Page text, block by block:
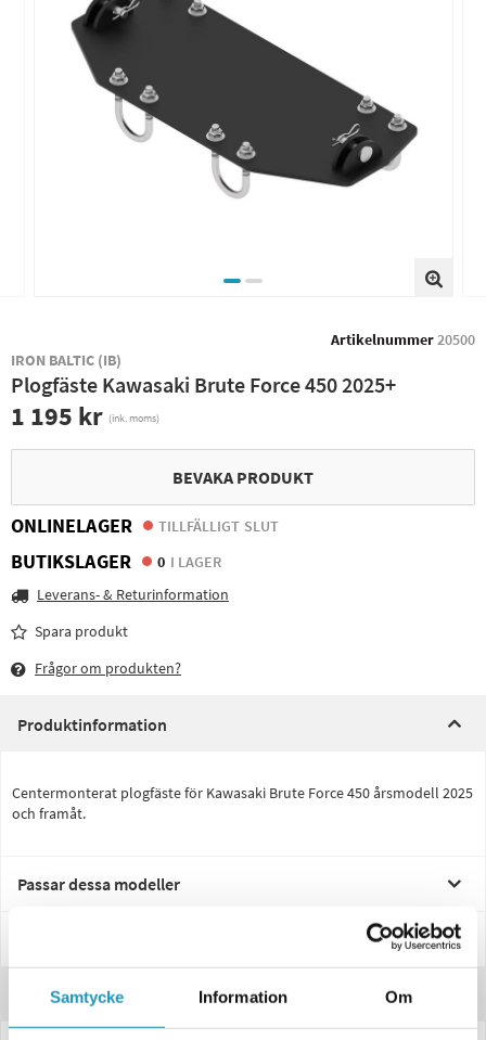
Samtycke Information Om
Artikelnummer20500
IRON BALTIC (IB)
Plogfäste Kawasaki Brute Force 450 2025+
1 195 kr (ink. moms)
BEVAKA PRODUKT
ONLINELAGER TILLFÄLLIGT SLUT
BUTIKSLAGER 0 I LAGER
Leverans- & Returinformation
Spara produkt
Frågor om produkten?
Produktinformation
Centermonterat plogfäste för Kawasaki Brute Force 450 årsmodell 2025
och framåt.
Passar dessa modeller
Recensioner